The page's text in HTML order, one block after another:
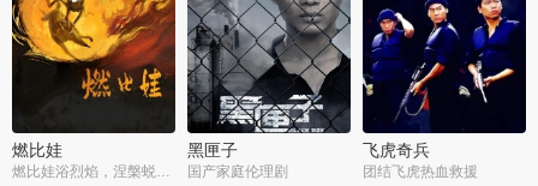
燃比娃
燃比娃浴烈焰，涅槃蜕变成人
黑匣子
国产家庭伦理剧
飞虎奇兵
团结飞虎热血救援